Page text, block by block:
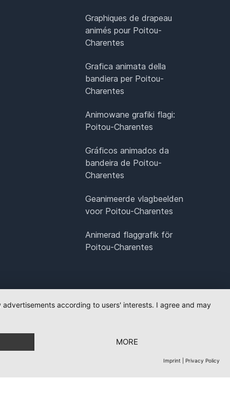
Graphiques de drapeau
animés pour Poitou-
Charentes
Grafica animata della
bandiera per Poitou-
Charentes
Animowane grafiki flagi:
Poitou-Charentes
Gráficos animados da
bandeira de Poitou-
Charentes
Geanimeerde vlagbeelden
voor Poitou-Charentes
Animerad flaggrafik för
Poitou-Charentes
according to users' interests. I agree and may
MORE
Imprint Privacy Policy